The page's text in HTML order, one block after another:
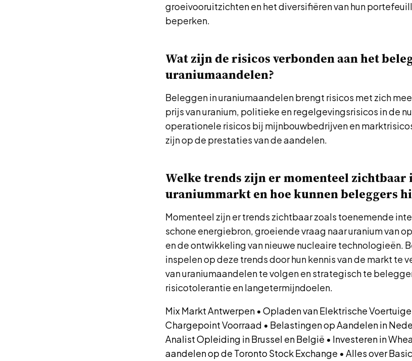
groeivooruitzichten en het diversifiëren van hun
beperken.
Wat zijn de risicos verbonden aan het
uraniumaandelen?
Beleggen in uraniumaandelen brengt risicos met zich
prijs van uranium, politieke en regelgevingsrisicos in de
operationele risicos bij mijnbouwbedrijven en
zijn op de prestaties van de aandelen.
Welke trends zijn er momenteel zichtbaar
uraniummarkt en hoe kunnen beleggers
Momenteel zijn er trends zichtbaar zoals toenemende
schone energiebron, groeiende vraag naar uranium van
en de ontwikkeling van nieuwe nucleaire technologieën.
inspelen op deze trends door hun kennis van de markt te
van uraniumaandelen te volgen en strategisch te
risicotolerantie en langetermijndoelen.
Mix Markt Antwerpen • Opladen van Elektrische
Chargepoint Voorraad • Belastingen op Aandelen in
Analist Opleiding in Brussel en België • Investeren in
aandelen op de Toronto Stock Exchange • Alles over